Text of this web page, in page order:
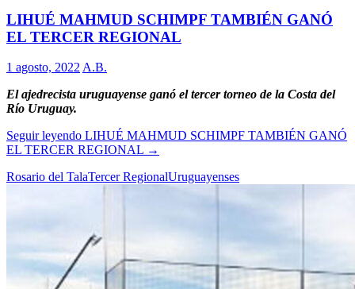
LIHUÉ MAHMUD SCHIMPF TAMBIÉN GANÓ
EL TERCER REGIONAL
1 agosto, 2022 A.B.
El ajedrecista uruguayense ganó el tercer torneo de la Costa del
Río Uruguay.
Seguir leyendo LIHUÉ MAHMUD SCHIMPF TAMBIÉN GANÓ
EL TERCER REGIONAL →
Rosario del TalaTercer RegionalUruguayenses